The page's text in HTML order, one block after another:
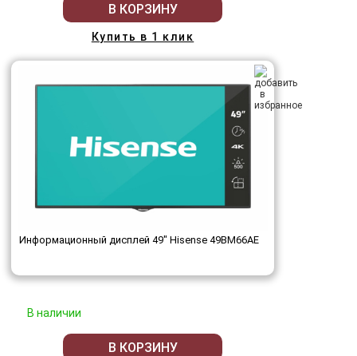
В КОРЗИНУ
Купить в 1 клик
Информационный дисплей 49" Hisense 49BM66AE
В наличии
В КОРЗИНУ